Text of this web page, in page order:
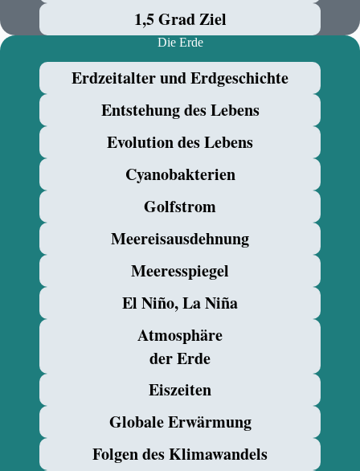
1,5 Grad Ziel
Die Erde
Erdzeitalter und Erdgeschichte
Entstehung des Lebens
Evolution des Lebens
Cyanobakterien
Golfstrom
Meereisausdehnung
Meeresspiegel
El Niño, La Niña
Atmosphäre
der Erde
Eiszeiten
Globale Erwärmung
Folgen des Klimawandels